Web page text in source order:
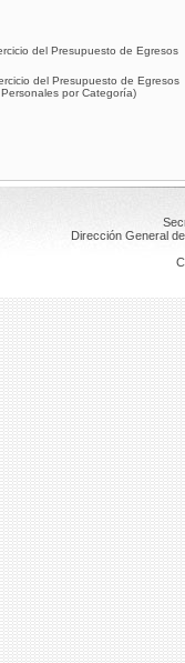
del Presupuesto de Egresos
del Presupuesto de Egresos
por Categoría)
Dirección General